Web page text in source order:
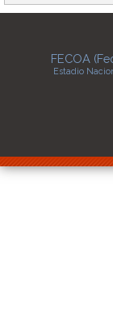
FECOA
Estadio